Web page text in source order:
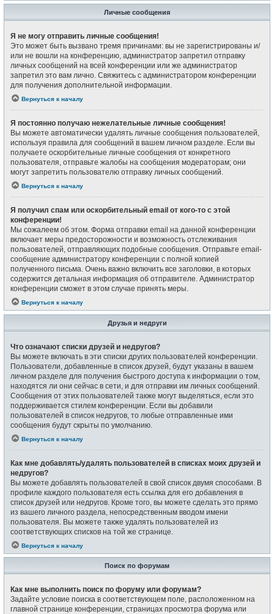
Личные сообщения
Я не могу отправить личные сообщения!
Это может быть вызвано тремя причинами: вы не зарегистрированы и/
или не вошли на конференцию, администратор запретил отправку
личных сообщений на всей конференции или же администратор
запретил это вам лично. Свяжитесь с администратором конференции
для получения дополнительной информации.
Вернуться к началу
Я постоянно получаю нежелательные личные сообщения!
Вы можете автоматически удалять личные сообщения пользователей,
используя правила для сообщений в вашем личном разделе. Если вы
получаете оскорбительные личные сообщения от конкретного
пользователя, отправьте жалобы на сообщения модераторам; они
могут запретить пользователю отправку личных сообщений.
Вернуться к началу
Я получил спам или оскорбительный email от кого-то с этой
конференции!
Мы сожалеем об этом. Форма отправки email на данной конференции
включает меры предосторожности и возможность отслеживания
пользователей, отправляющих подобные сообщения. Отправьте email-
сообщение администратору конференции с полной копией
полученного письма. Очень важно включить все заголовки, в которых
содержится детальная информация об отправителе. Администратор
конференции сможет в этом случае принять меры.
Вернуться к началу
Друзья и недруги
Что означают списки друзей и недругов?
Вы можете включать в эти списки других пользователей конференции.
Пользователи, добавленные в список друзей, будут указаны в вашем
личном разделе для получения быстрого доступа к информации о том,
находятся ли они сейчас в сети, и для отправки им личных сообщений.
Сообщения от этих пользователей также могут выделяться, если это
поддерживается стилем конференции. Если вы добавили
пользователей в список недругов, то любые отправленные ими
сообщения будут скрыты по умолчанию.
Вернуться к началу
Как мне добавлять/удалять пользователей в списках моих друзей и
недругов?
Вы можете добавлять пользователей в свой список двумя способами. В
профиле каждого пользователя есть ссылка для его добавления в
список друзей или недругов. Кроме того, вы можете сделать это прямо
из вашего личного раздела, непосредственным вводом имени
пользователя. Вы можете также удалять пользователей из
соответствующих списков на той же странице.
Вернуться к началу
Поиск по форумам
Как мне выполнить поиск по форуму или форумам?
Задайте условие поиска в соответствующем поле, расположенном на
главной странице конференции, страницах просмотра форума или